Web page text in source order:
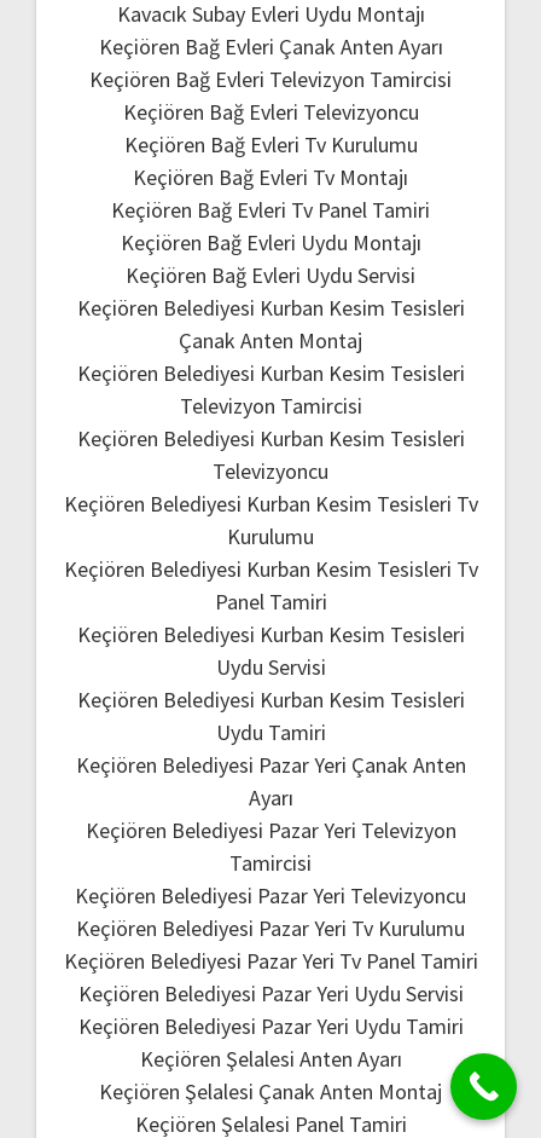
Kavacık Subay Evleri Uydu Montajı
Keçiören Bağ Evleri Çanak Anten Ayarı
Keçiören Bağ Evleri Televizyon Tamircisi
Keçiören Bağ Evleri Televizyoncu
Keçiören Bağ Evleri Tv Kurulumu
Keçiören Bağ Evleri Tv Montajı
Keçiören Bağ Evleri Tv Panel Tamiri
Keçiören Bağ Evleri Uydu Montajı
Keçiören Bağ Evleri Uydu Servisi
Keçiören Belediyesi Kurban Kesim Tesisleri
Çanak Anten Montaj
Keçiören Belediyesi Kurban Kesim Tesisleri
Televizyon Tamircisi
Keçiören Belediyesi Kurban Kesim Tesisleri
Televizyoncu
Keçiören Belediyesi Kurban Kesim Tesisleri Tv
Kurulumu
Keçiören Belediyesi Kurban Kesim Tesisleri Tv
Panel Tamiri
Keçiören Belediyesi Kurban Kesim Tesisleri
Uydu Servisi
Keçiören Belediyesi Kurban Kesim Tesisleri
Uydu Tamiri
Keçiören Belediyesi Pazar Yeri Çanak Anten
Ayarı
Keçiören Belediyesi Pazar Yeri Televizyon
Tamircisi
Keçiören Belediyesi Pazar Yeri Televizyoncu
Keçiören Belediyesi Pazar Yeri Tv Kurulumu
Keçiören Belediyesi Pazar Yeri Tv Panel Tamiri
Keçiören Belediyesi Pazar Yeri Uydu Servisi
Keçiören Belediyesi Pazar Yeri Uydu Tamiri
Keçiören Şelalesi Anten Ayarı
Keçiören Şelalesi Çanak Anten Montaj
Keçiören Şelalesi Panel Tamiri